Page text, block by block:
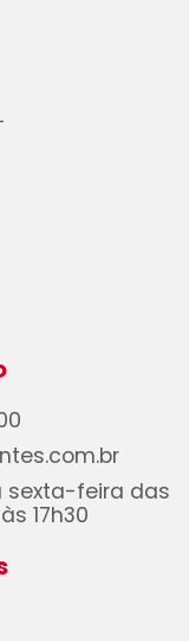
sexta-feira das
17h30